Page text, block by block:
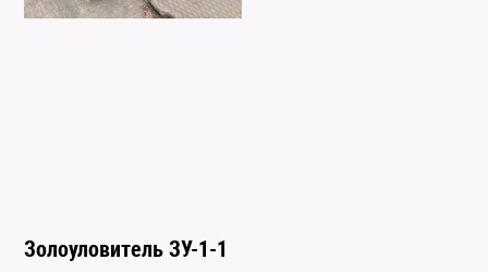
Золоуловитель ЗУ-1-1